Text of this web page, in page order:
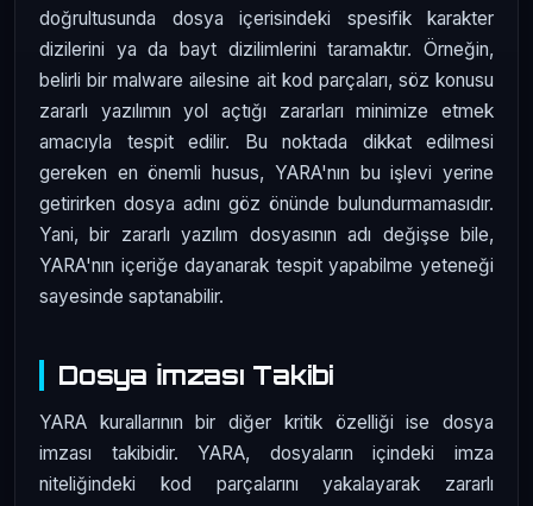
doğrultusunda dosya içerisindeki spesifik karakter
dizilerini ya da bayt dizilimlerini taramaktır. Örneğin,
belirli bir malware ailesine ait kod parçaları, söz konusu
zararlı yazılımın yol açtığı zararları minimize etmek
amacıyla tespit edilir. Bu noktada dikkat edilmesi
gereken en önemli husus, YARA'nın bu işlevi yerine
getirirken dosya adını göz önünde bulundurmamasıdır.
Yani, bir zararlı yazılım dosyasının adı değişse bile,
YARA'nın içeriğe dayanarak tespit yapabilme yeteneği
sayesinde saptanabilir.
Dosya İmzası Takibi
YARA kurallarının bir diğer kritik özelliği ise dosya
imzası takibidir. YARA, dosyaların içindeki imza
niteliğindeki kod parçalarını yakalayarak zararlı